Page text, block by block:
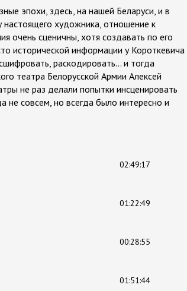
эпохи, здесь, на нашей Беларуси, и в
настоящего художника, отношение к
очень сценичны, хотя создавать по его
исторической информации у Короткевича
раскодировать... и тогда
театра Белорусской Армии Алексей
не раз делали попытки инсценировать
не совсем, но всегда было интересно и
02:49:17
01:22:49
00:28:55
01:51:44